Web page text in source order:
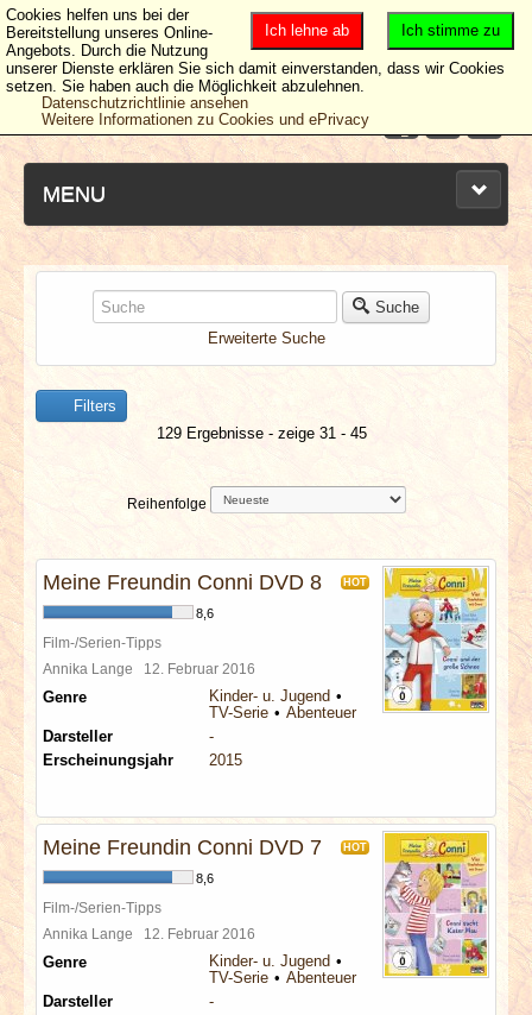
MENU
NEUESTE ARTIKEL
NEWS & DATES
BERICHTE
SPECIALS
REDAKTION
LINKS
Suche
Erweiterte Suche
Filters
129 Ergebnisse - zeige 31 - 45
Reihenfolge
Meine Freundin Conni DVD 8 HOT
8,6
Film-/Serien-Tipps
Annika Lange 12. Februar 2016
Genre
Kinder- u. Jugend
TV-Serie
Abenteuer
Darsteller
-
Erscheinungsjahr
2015
Meine Freundin Conni DVD 7 HOT
8,6
Film-/Serien-Tipps
Annika Lange 12. Februar 2016
Genre
Kinder- u. Jugend
TV-Serie
Abenteuer
Darsteller
-
Ich stimme zu
Ich lehne ab
Cookies helfen uns bei der
Bereitstellung unseres Online-
Angebots. Durch die Nutzung
unserer Dienste erklären Sie sich damit einverstanden, dass wir Cookies
setzen. Sie haben auch die Möglichkeit abzulehnen.
Datenschutzrichtlinie ansehen
Weitere Informationen zu Cookies und ePrivacy